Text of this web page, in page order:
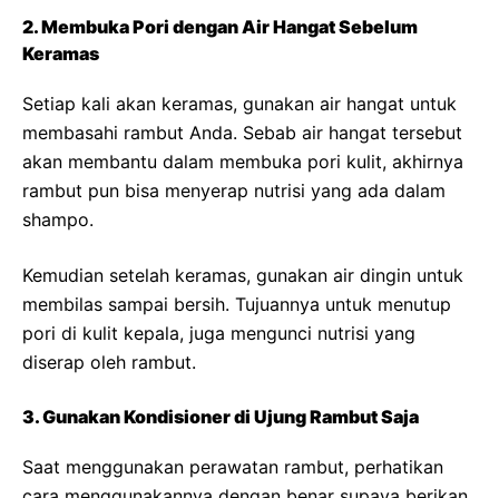
2. Membuka Pori dengan Air Hangat Sebelum
Keramas
Setiap kali akan keramas, gunakan air hangat untuk
membasahi rambut Anda. Sebab air hangat tersebut
akan membantu dalam membuka pori kulit, akhirnya
rambut pun bisa menyerap nutrisi yang ada dalam
shampo.
Kemudian setelah keramas, gunakan air dingin untuk
membilas sampai bersih. Tujuannya untuk menutup
pori di kulit kepala, juga mengunci nutrisi yang
diserap oleh rambut.
3. Gunakan Kondisioner di Ujung Rambut Saja
Saat menggunakan perawatan rambut, perhatikan